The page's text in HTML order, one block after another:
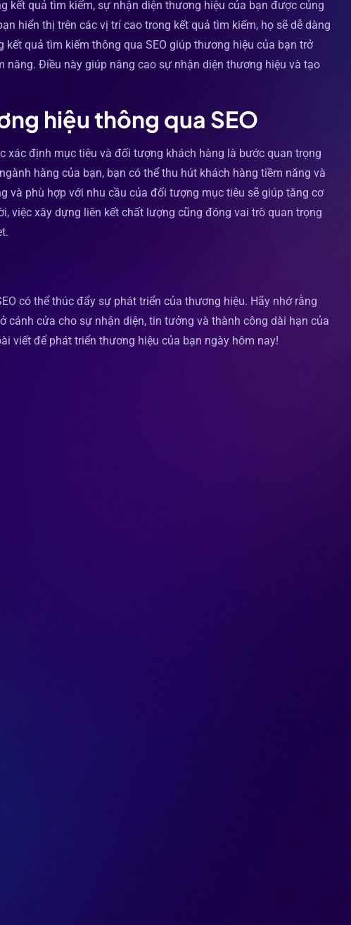
kết quả tìm kiếm, sự nhận diện thương hiệu của bạn được củng
hiển thị trên các vị trí cao trong kết quả tìm kiếm, họ sẽ dễ dàng
quả tìm kiếm thông qua SEO giúp thương hiệu của bạn trở
năng. Điều này giúp nâng cao sự nhận diện thương hiệu và tạo
hiệu thông qua SEO
xác định mục tiêu và đối tượng khách hàng là bước quan trọng
hàng của bạn, bạn có thể thu hút khách hàng tiềm năng và
và phù hợp với nhu cầu của đối tượng mục tiêu sẽ giúp tăng cơ
việc xây dựng liên kết chất lượng cũng đóng vai trò quan trọng
có thể thúc đẩy sự phát triển của thương hiệu. Hãy nhớ rằng
cánh cửa cho sự nhận diện, tin tưởng và thành công dài hạn của
viết để phát triển thương hiệu của bạn ngày hôm nay!